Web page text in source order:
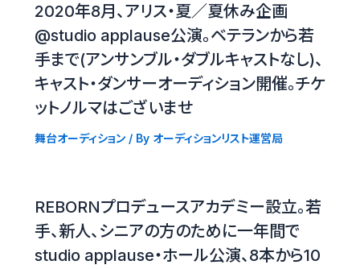
2020年8月、アリス・夏／夏休み企画
@studio applause公演。ベテランから若
手まで(アンサンブル・ダブルキャストなし)、
キャスト・ダンサーオーディション開催。チケ
ットノルマはございませ
舞台オーディション/ By オーディションリスト運営局
REBORNプロデュースアカデミー設立。若
手、新人、シニアの方のために一年間で
studio applause・ホール公演、8本から10